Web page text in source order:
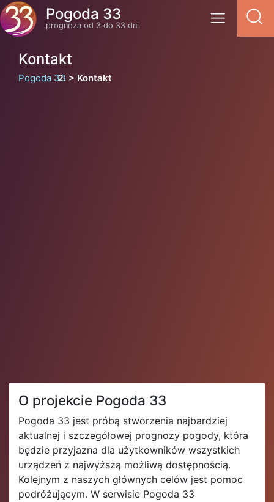
Pogoda 33
prognoza od 3 do 33 dni
Kontakt
Pogoda 33 Kontakt
O projekcie Pogoda 33
Pogoda 33 jest próbą stworzenia najbardziej
aktualnej i szczegółowej prognozy pogody, która
będzie przyjazna dla użytkowników wszystkich
urządzeń z najwyższą możliwą dostępnością.
Kolejnym z naszych głównych celów jest pomoc
podróżującym. W serwisie Pogoda 33